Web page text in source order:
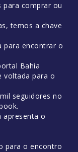
para comprar ou
temos a chave
para encontrar o
Bahia
voltada para o
seguidores no
apresenta o
para o encontro